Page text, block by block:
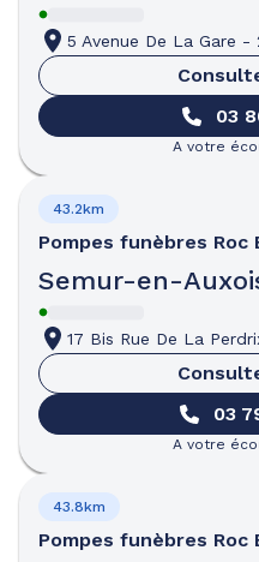
5 Avenue De La Gare -
03
A votre
Pompes funèbres Roc
Semur-en-
43.2km
17 Bis Rue De La
03
A votre
Pompes funèbres Roc
43.8km